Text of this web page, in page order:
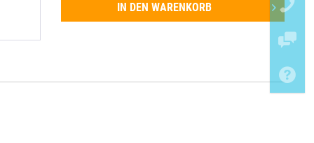
IN DEN WARENKORB